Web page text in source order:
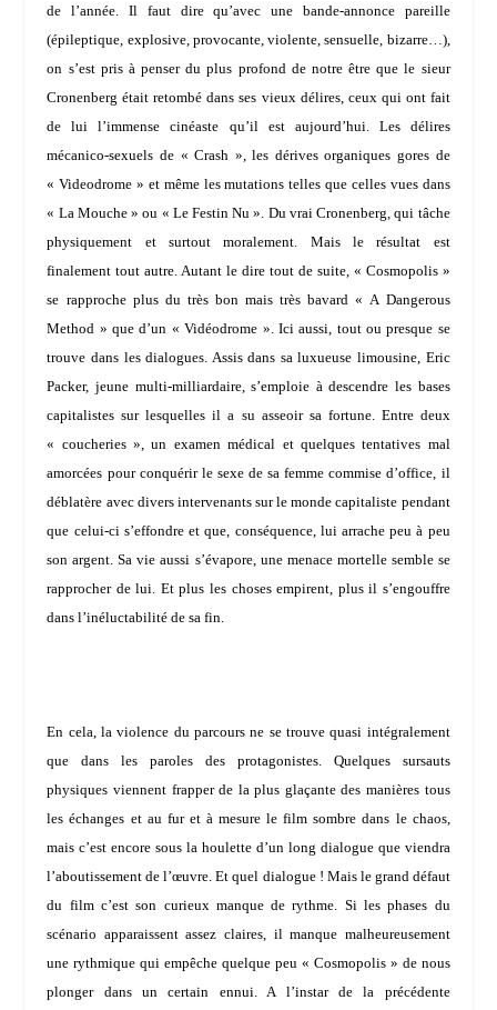
de l’année. Il faut dire qu’avec une bande-annonce pareille
(épileptique, explosive, provocante, violente, sensuelle, bizarre…),
on s’est pris à penser du plus profond de notre être que le sieur
Cronenberg était retombé dans ses vieux délires, ceux qui ont fait
de lui l’immense cinéaste qu’il est aujourd’hui. Les délires
mécanico-sexuels de « Crash », les dérives organiques gores de
« Videodrome » et même les mutations telles que celles vues dans
« La Mouche » ou « Le Festin Nu ». Du vrai Cronenberg, qui tâche
physiquement et surtout moralement. Mais le résultat est
finalement tout autre. Autant le dire tout de suite, « Cosmopolis »
se rapproche plus du très bon mais très bavard « A Dangerous
Method » que d’un « Vidéodrome ». Ici aussi, tout ou presque se
trouve dans les dialogues. Assis dans sa luxueuse limousine, Eric
Packer, jeune multi-milliardaire, s’emploie à descendre les bases
capitalistes sur lesquelles il a su asseoir sa fortune. Entre deux
« coucheries », un examen médical et quelques tentatives mal
amorcées pour conquérir le sexe de sa femme commise d’office, il
déblatère avec divers intervenants sur le monde capitaliste pendant
que celui-ci s’effondre et que, conséquence, lui arrache peu à peu
son argent. Sa vie aussi s’évapore, une menace mortelle semble se
rapprocher de lui. Et plus les choses empirent, plus il s’engouffre
dans l’inéluctabilité de sa fin.
En cela, la violence du parcours ne se trouve quasi intégralement
que dans les paroles des protagonistes. Quelques sursauts
physiques viennent frapper de la plus glaçante des manières tous
les échanges et au fur et à mesure le film sombre dans le chaos,
mais c’est encore sous la houlette d’un long dialogue que viendra
l’aboutissement de l’œuvre. Et quel dialogue ! Mais le grand défaut
du film c’est son curieux manque de rythme. Si les phases du
scénario apparaissent assez claires, il manque malheureusement
une rythmique qui empêche quelque peu « Cosmopolis » de nous
plonger dans un certain ennui. A l’instar de la précédente